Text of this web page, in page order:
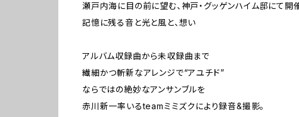
瀬戸内海に目の前に望む、神戸・グッゲンハイム邸にて開
記憶に残る音と光と風と、想い
アルバム収録曲から未収録曲まで
繊細かつ斬新なアレンジで“アユチド”
ならではの絶妙なアンサンブルを
赤川新一率いるteamミミズクにより録音&撮影。